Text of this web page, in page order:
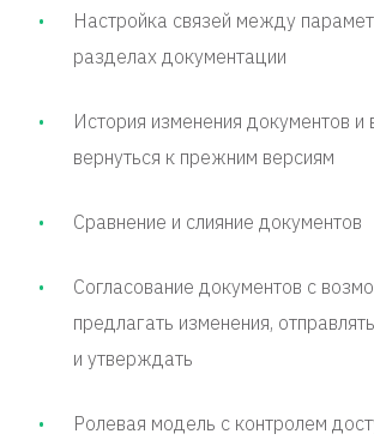
Настройка связей между
разделах документации
История изменения документов и
вернуться к прежним версиям
Сравнение и слияние документов
Согласование документов с
предлагать изменения,
и утверждать
Ролевая модель с контролем